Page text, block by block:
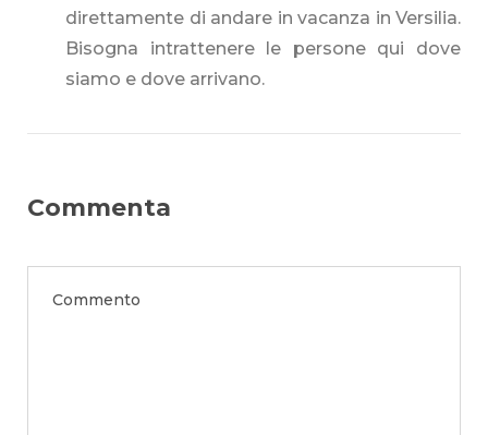
direttamente di andare in vacanza in Versilia.
Bisogna intrattenere le persone qui dove
siamo e dove arrivano.
Commenta